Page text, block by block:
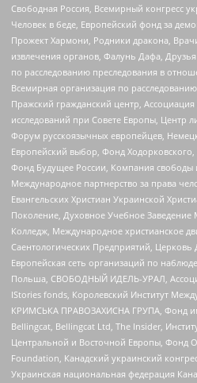
Свободная Россия, Всемирный конгресс
Человек в беде, Европейский фонд за
Прожект Хармони, Родники дракона,
извлечения органов, Фалунь Дафа,
по расследованию преследования в
Всемирная организация по
Пражский гражданский центр,
исследований при Совете Европы, Центр
Форум русскоязычных европейцев,
Европейский выбор, Фонд
Фонд Будущее России, Компания
Международное партнерство за права
Евангельских Христиан Украинской
Поколение, Духовное Учебное
Колледж, Международное христианское
Саентологических Предприятий, Церковь
Европейская сеть организаций по
Польша, СВОБОДНЫЙ ИДЕЛЬ-УРАЛ,
IStories fonds, Королевский Институт
КРИМСЬКА ПРАВОЗАХИСНА ГРУПА, Фонд
Bellingcat, Bellingcat Ltd, The Insider,
Центральной и Восточной Европы, Фонд
Foundation, Канадский украинский
Украинская национальная федерация